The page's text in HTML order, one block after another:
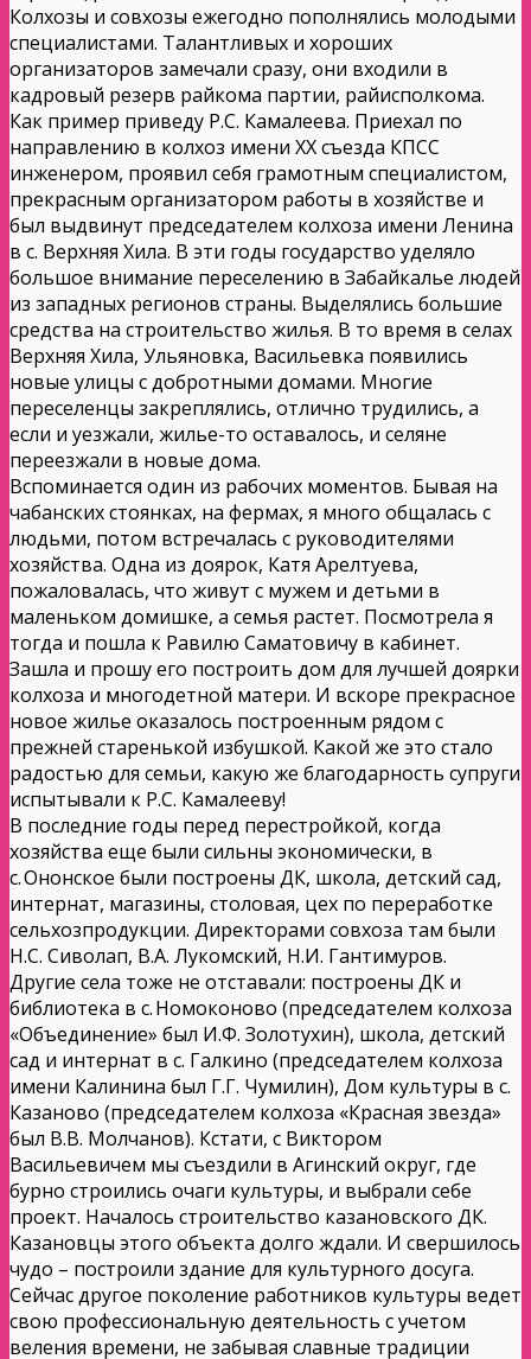
Колхозы и совхозы ежегодно пополнялись молодыми
специалистами. Талантливых и хороших
организаторов замечали сразу, они входили в
кадровый резерв райкома партии, райисполкома.
Как пример приведу Р.С. Камалеева. Приехал по
направлению в колхоз имени ХХ съезда КПСС
инженером, проявил себя грамотным специалистом,
прекрасным организатором работы в хозяйстве и
был выдвинут председателем колхоза имени Ленина
в с. Верхняя Хила. В эти годы государство уделяло
большое внимание переселению в Забайкалье людей
из западных регионов страны. Выделялись большие
средства на строительство жилья. В то время в селах
Верхняя Хила, Ульяновка, Васильевка появились
новые улицы с добротными домами. Многие
переселенцы закреплялись, отлично трудились, а
если и уезжали, жилье-то оставалось, и селяне
переезжали в новые дома.
Вспоминается один из рабочих моментов. Бывая на
чабанских стоянках, на фермах, я много общалась с
людьми, потом встречалась с руководителями
хозяйства. Одна из доярок, Катя Арелтуева,
пожаловалась, что живут с мужем и детьми в
маленьком домишке, а семья растет. Посмотрела я
тогда и пошла к Равилю Саматовичу в кабинет.
Зашла и прошу его построить дом для лучшей доярки
колхоза и многодетной матери. И вскоре прекрасное
новое жилье оказалось построенным рядом с
прежней старенькой избушкой. Какой же это стало
радостью для семьи, какую же благодарность супруги
испытывали к Р.С. Камалееву!
В последние годы перед перестройкой, когда
хозяйства еще были сильны экономически, в
с. Ононское были построены ДК, школа, детский сад,
интернат, магазины, столовая, цех по переработке
сельхозпродукции. Директорами совхоза там были
Н.С. Сиволап, В.А. Лукомский, Н.И. Гантимуров.
Другие села тоже не отставали: построены ДК и
библиотека в с. Номоконово (председателем колхоза
«Объединение» был И.Ф. Золотухин), школа, детский
сад и интернат в с. Галкино (председателем колхоза
имени Калинина был Г.Г. Чумилин), Дом культуры в с.
Казаново (председателем колхоза «Красная звезда»
был В.В. Молчанов). Кстати, с Виктором
Васильевичем мы съездили в Агинский округ, где
бурно строились очаги культуры, и выбрали себе
проект. Началось строительство казановского ДК.
Казановцы этого объекта долго ждали. И свершилось
чудо – построили здание для культурного досуга.
Сейчас другое поколение работников культуры ведет
свою профессиональную деятельность с учетом
веления времени, не забывая славные традиции